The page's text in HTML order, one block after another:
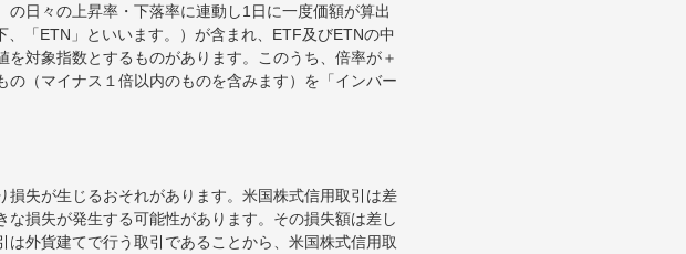
日々の上昇率・下落率に連動し1日に一度価額が算出
「ETN」といいます。）が含まれ、ETF及びETNの中
対象指数とするものがあります。このうち、倍率が＋
の（マイナス１倍以内のものを含みます）を「インバー
失が生じるおそれがあります。米国株式信用取引は差
損失が発生する可能性があります。その損失額は差し
外貨建てで行う取引であることから、米国株式信用取